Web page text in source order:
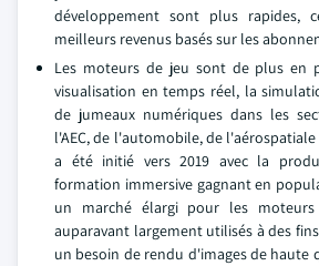
développement sont plus rapides,
meilleurs revenus basés sur les
Les moteurs de jeu sont de plus en
visualisation en temps réel, la
de jumeaux numériques dans les
l'AEC, de l'automobile, de
a été initié vers 2019 avec la
formation immersive gagnant en
un marché élargi pour les
auparavant largement utilisés à des
un besoin de rendu d'images de haute